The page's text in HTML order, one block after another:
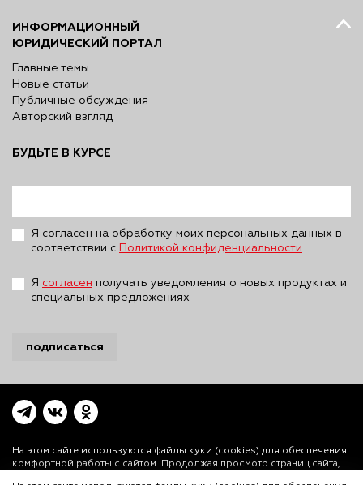
ИНФОРМАЦИОННЫЙ
ЮРИДИЧЕСКИЙ ПОРТАЛ
Главные темы
Новые статьи
Публичные обсуждения
Авторский взгляд
БУДЬТЕ В КУРСЕ
Я согласен на обработку моих персональных данных в
соответствии с
Политикой конфиденциальности
Я согласен получать уведомления о новых продуктах и
специальных предложениях
подписаться
На этом сайте используются файлы куки (cookies) для обеспечения
комфортной работы с сайтом. Продолжая просмотр страниц сайта,